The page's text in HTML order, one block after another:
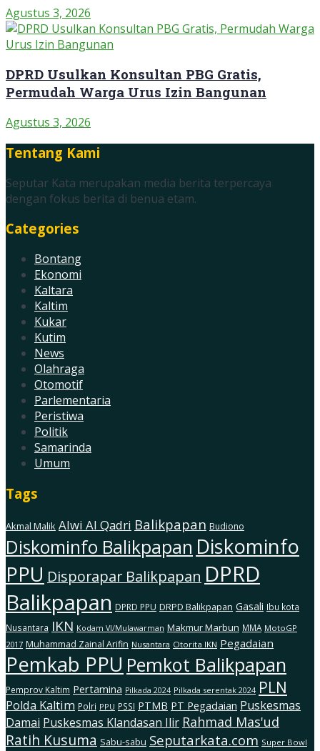
Agustus 3, 2026
DPRD Usulkan Konsultan PBG Gratis,
Permudah Warga Urus Izin Bangunan
Agustus 3, 2026
Tentang Kami
Seputar Kata merupakan media berita terpercaya
dengan fokus berita di benua etam.
Categories
Bontang
Ekonomi
Kaltara
Kaltim
Kukar
Kutim
News
Olahraga
Otomotif
Parlementaria
Peristiwa
Politik
Samarinda
Umum
Tags
Akmal Malik Alwi Al Qadri Balikpapan Budiono
Diskominfo Balikpapan Diskominfo
PPU Disporapar Balikpapan DPRD
Balikpapan DPRD PPU DRPD Balikpapan Gasali Ibu kota
Nusantara IKN Kodam Vl/Mulawarman Makmur Marbun MMA MotoGP
2017 Muhammad Zainal Arifin Nusantara Otorita IKN Pegadaian
Pemkab PPU Pemkot Balikpapan
Pemprov Kaltim Pertamina Pilkada 2024 Pilkada serentak 2024 PLN
Polda Kaltim Polri PPU PSSI PTMB PT Pegadaian Puskesmas
Damai Puskesmas Klandasan Ilir Rahmad Mas'ud
Ratih Kusuma Sabu-sabu Seputarkata.com Super Bowl